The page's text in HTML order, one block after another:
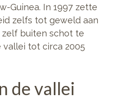
Guinea. In 1997 zette
zelfs tot geweld aan
zelf buiten schot te
vallei tot circa 2005
de vallei